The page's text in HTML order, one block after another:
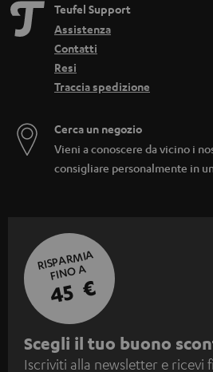
Teufel Support
Assistenza
Contatti
Resi
Traccia spedizione
Cerca un negozio
Vieni a conoscere da vicino i
consigliare personalmente in
RISPARMIA
FINO A
45 €
I
s
Scegli il tuo buono
Iscriviti alla newsletter e ricevi